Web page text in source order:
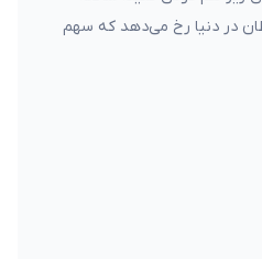
سرطان در دنیا رخ می‌دهد که سهم